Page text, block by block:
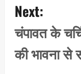
v
i
g
a
Next:
चंपावत के
की भावना